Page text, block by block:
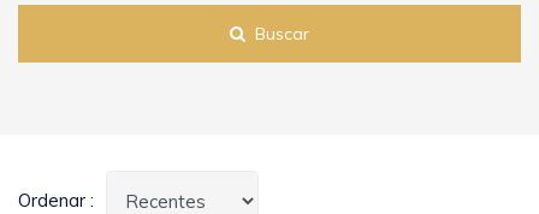
Buscar
Ordenar :